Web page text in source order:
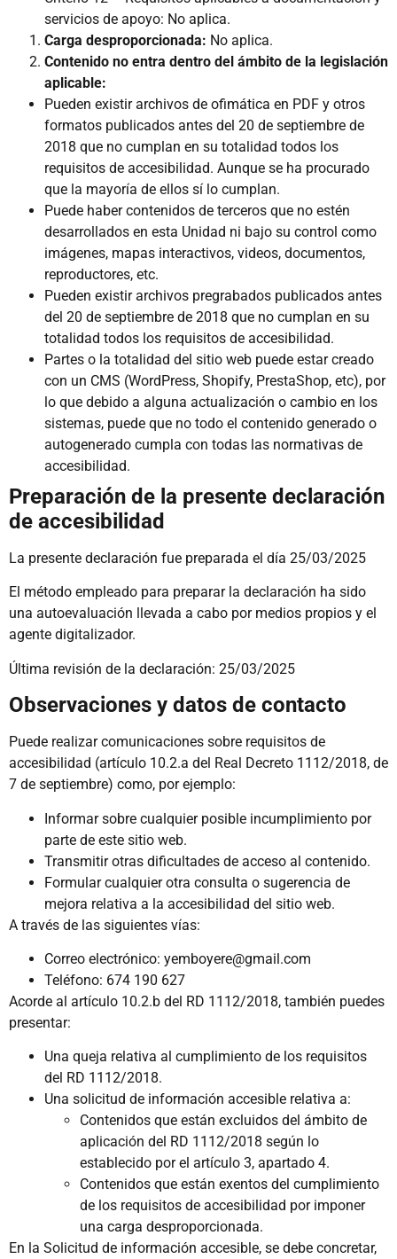
servicios de apoyo: No aplica.
Carga desproporcionada: No aplica.
Contenido no entra dentro del ámbito de la legislación
aplicable:
Pueden existir archivos de ofimática en PDF y otros
formatos publicados antes del 20 de septiembre de
2018 que no cumplan en su totalidad todos los
requisitos de accesibilidad. Aunque se ha procurado
que la mayoría de ellos sí lo cumplan.
Puede haber contenidos de terceros que no estén
desarrollados en esta Unidad ni bajo su control como
imágenes, mapas interactivos, videos, documentos,
reproductores, etc.
Pueden existir archivos pregrabados publicados antes
del 20 de septiembre de 2018 que no cumplan en su
totalidad todos los requisitos de accesibilidad.
Partes o la totalidad del sitio web puede estar creado
con un CMS (WordPress, Shopify, PrestaShop, etc), por
lo que debido a alguna actualización o cambio en los
sistemas, puede que no todo el contenido generado o
autogenerado cumpla con todas las normativas de
accesibilidad.
Preparación de la presente declaración
de accesibilidad
La presente declaración fue preparada el día 25/03/2025
El método empleado para preparar la declaración ha sido
una autoevaluación llevada a cabo por medios propios y el
agente digitalizador.
Última revisión de la declaración: 25/03/2025
Observaciones y datos de contacto
Puede realizar comunicaciones sobre requisitos de
accesibilidad (artículo 10.2.a del Real Decreto 1112/2018, de
7 de septiembre) como, por ejemplo:
Informar sobre cualquier posible incumplimiento por
parte de este sitio web.
Transmitir otras dificultades de acceso al contenido.
Formular cualquier otra consulta o sugerencia de
mejora relativa a la accesibilidad del sitio web.
A través de las siguientes vías:
Correo electrónico: yemboyere@gmail.com
Teléfono: 674 190 627
Acorde al artículo 10.2.b del RD 1112/2018, también puedes
presentar:
Una queja relativa al cumplimiento de los requisitos
del RD 1112/2018.
Una solicitud de información accesible relativa a:
Contenidos que están excluidos del ámbito de
aplicación del RD 1112/2018 según lo
establecido por el artículo 3, apartado 4.
Contenidos que están exentos del cumplimiento
de los requisitos de accesibilidad por imponer
una carga desproporcionada.
En la Solicitud de información accesible, se debe concretar,